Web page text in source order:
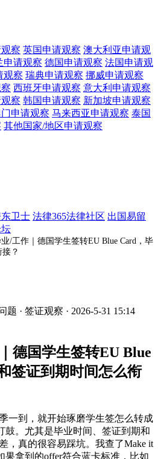
察 英国申请观察 澳大利亚申请观
申请观察 德国申请观察 法国申请观
观察 瑞典申请观察 挪威申请观察
西班牙申请观察 意大利 申请观察
察 韩国申请观察 新加坡申请观察
申请观察 马来西亚申请观察 泰国
其他国家/地区申请观察
东卫士 法律365法律社区 出国易留
/工作｜德国学生签转EU Blue Card，毕
？
题 · 签证观察 · 2026-5-31 15:14
德国学生签转EU Blue
签证到期时间怎么衔
一到，就开始琢磨学生签怎么转成
鼓。尤其是毕业时间、签证到期和
，真的很容易踩坑。我查了Make it
果拿到的offer符合蓝卡标准，比如